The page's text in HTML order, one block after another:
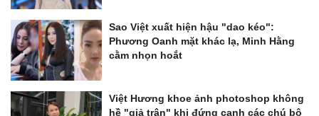
Sao Việt xuất hiện hậu "dao kéo":
Phương Oanh mặt khác lạ, Minh Hằng
cằm nhọn hoắt
Việt Hương khoe ảnh photoshop không
hề "giả trân" khi đứng cạnh các chú bộ